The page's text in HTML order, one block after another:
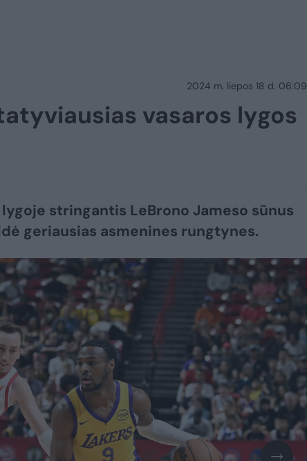
2024 m. liepos 18 d. 06:09
vasaros lygos
lygoje stringantis LeBrono Jameso sūnus
geriausias asmenines rungtynes.